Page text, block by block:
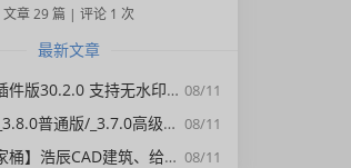
文章 29 篇 | 评论 1 次
最新文章
08/11
支持无水印下载视频，去广告，精简界面
08/11
/_3.7.0高级版/4.X低版本完美适配/内置源/4K超清
08/11
筑、给排水、暖通、电气、电力软件 安装包中文版，亲测可用！